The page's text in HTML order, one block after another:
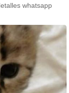
whatsapp